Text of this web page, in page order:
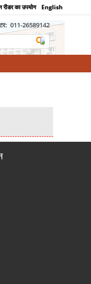
रीडर का उपयोग English
011-26589142